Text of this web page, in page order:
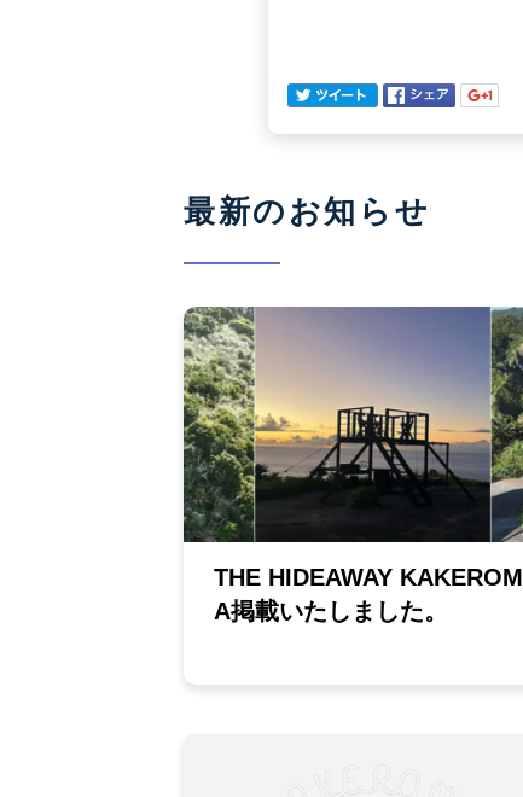
最新のお知らせ
THE HIDEAWAY KAKEROM
A掲載いたしました。